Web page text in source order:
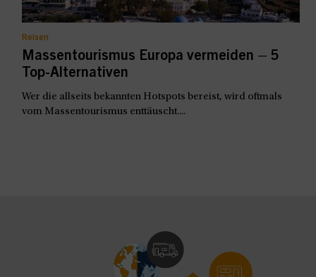
Reisen
Massentourismus Europa vermeiden – 5
Top-Alternativen
Wer die allseits bekannten Hotspots bereist, wird oftmals
vom Massentourismus enttäuscht....